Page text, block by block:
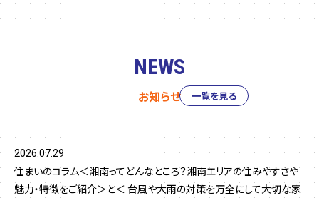
NEWS
お知らせ
2026.07.29
住まいのコラム＜湘南ってどんなところ？湘南エリアの住みやすさや
魅力・特徴をご紹介＞と＜ 台風や大雨の対策を万全にして大切な家
一覧を見る